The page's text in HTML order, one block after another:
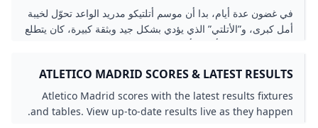
الجزيرة نت
في غضون عدة أيام، بدا أن موسم أتلتيكو مدريد الواعد تحوّل لخيبة
أمل كبرى، و”الأتلتي” الذي يؤدي بشكل جيد وبثقة كبيرة، كان يتطلع
لمواصلة مشواره بأبطال أوروبا، مع تصدره الليغا وهو في موقف
ATLETICO MADRID SCORES & LATEST RESULTS
TODAY LIVESCORE
Atletico Madrid scores with the latest results fixtures
and tables. View up-to-date results live as they happen.